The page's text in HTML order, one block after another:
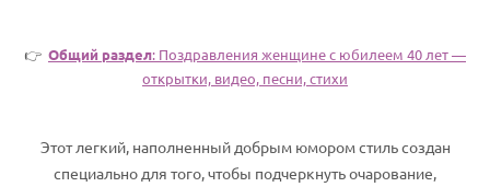
Маме
Все родственники
👉 Общий раздел: Поздравления женщине с юбилеем 40 лет —
открытки, видео, песни, стихи
Этот легкий, наполненный добрым юмором стиль создан
специально для того, чтобы подчеркнуть очарование,